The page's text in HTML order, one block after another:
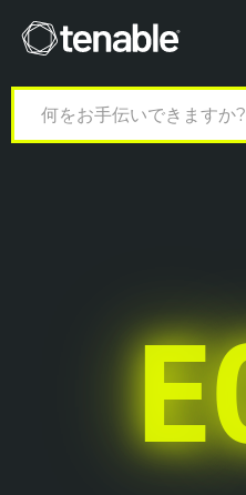
Tenable